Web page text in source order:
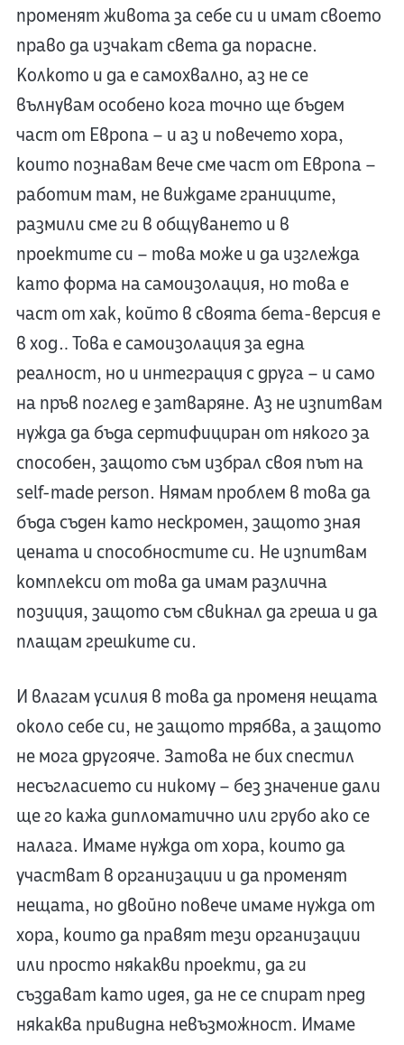
променят живота за себе си и имат своето
право да изчакат света да порасне.
Колкото и да е самохвално, аз не се
вълнувам особено кога точно ще бъдем
част от Европа – и аз и повечето хора,
които познавам вече сме част от Европа –
работим там, не виждаме границите,
размили сме ги в общуването и в
проектите си – това може и да изглежда
като форма на самоизолация, но това е
част от хак, който в своята бета-версия е
в ход… Това е самоизолация за една
реалност, но и интеграция с друга – и само
на пръв поглед е затваряне. Аз не изпитвам
нужда да бъда сертифициран от някого за
способен, защото съм избрал своя път на
self-made person. Нямам проблем в това да
бъда съден като нескромен, защото зная
цената и способностите си. Не изпитвам
комплекси от това да имам различна
позиция, защото съм свикнал да греша и да
плащам грешките си.
И влагам усилия в това да променя нещата
около себе си, не защото трябва, а защото
не мога другояче. Затова не бих спестил
несъгласието си никому – без значение дали
ще го кажа дипломатично или грубо ако се
налага. Имаме нужда от хора, които да
участват в организации и да променят
нещата, но двойно повече имаме нужда от
хора, които да правят тези организации
или просто някакви проекти, да ги
създават като идея, да не се спират пред
някаква привидна невъзможност. Имаме